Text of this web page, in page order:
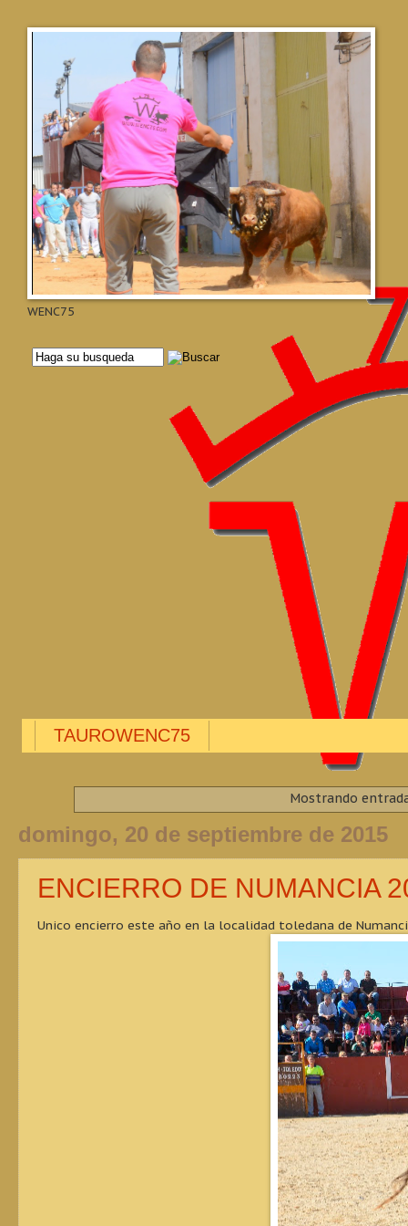
WENC75
TAUROWENC75
Mostrando
domingo, 20 de septiembre de 2015
ENCIERRO DE NUMANCIA
Unico encierro este año en la localidad toledana de